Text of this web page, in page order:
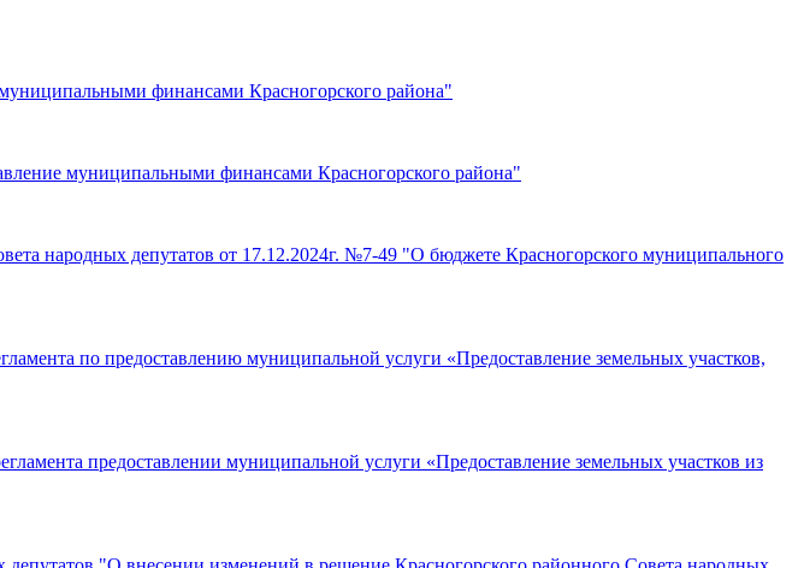
финансами Красногорского района"
муниципальными финансами Красногорского района"
народных депутатов от 17.12.2024г. №7-49 "О бюджете Красногорского муниципального
по предоставлению муниципальной услуги «Предоставление земельных участков,
предоставлении муниципальной услуги «Предоставление земельных участков из